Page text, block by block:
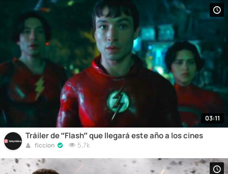
03:11
Tráiler de “Flash” que llegará este año a los cines
ficcion 5,7k